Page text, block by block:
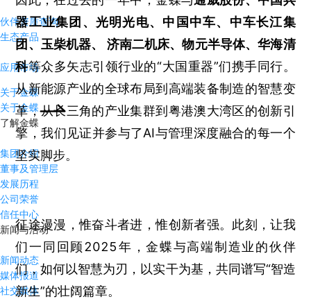
伙伴资质查询
生态产品
应用市场
关于金蝶
关于金蝶
了解金蝶
集团介绍
董事及管理层
发展历程
公司荣誉
信任中心
新闻与活动
新闻动态
媒体报道
社交媒体
器工业集团、光明光电、中国中车、中车长江集
团、玉柴机器、 济南二机床、物元半导体、华海清
科等众多矢志引领行业的“大国重器”们携手同行。
从新能源产业的全球布局到高端装备制造的智慧变
革，从长三角的产业集群到粤港澳大湾区的创新引
擎，我们见证并参与了AI与管理深度融合的每一个
坚实脚步。
征途漫漫，惟奋斗者进，惟创新者强。此刻，让我
们一同回顾2025年，金蝶与高端制造业的伙伴
们，如何以智慧为刃，以实干为基，共同谱写“智造
新生”的壮阔篇章。